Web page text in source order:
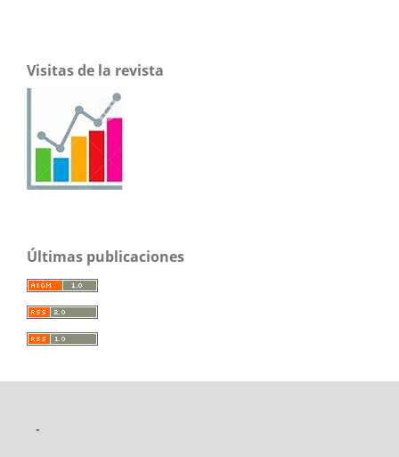
Visitas de la revista
Últimas publicaciones
-